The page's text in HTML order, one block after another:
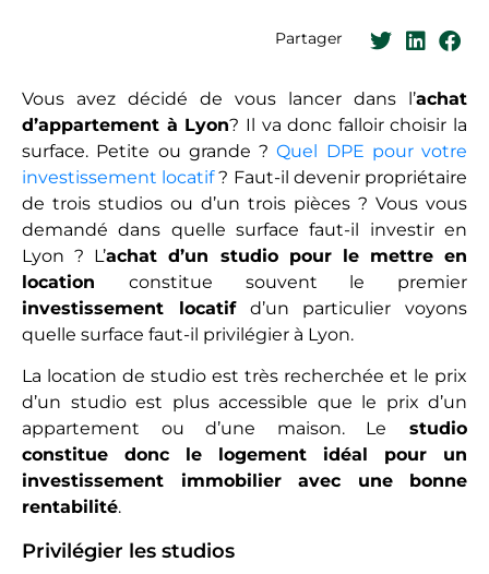
Partager
Vous avez décidé de vous lancer dans l’achat
d’appartement à Lyon? Il va donc falloir choisir la
surface. Petite ou grande ?Quel DPE pour votre
investissement locatif? Faut-il devenir propriétaire
de trois studios ou d’un trois pièces ? Vous vous
demandé dans quelle surface faut-il investir en
Lyon ? L’achat d’un studio pour le mettre en
location constitue souvent le premier
investissement locatifd’un particulier voyons
quelle surface faut-il privilégier à Lyon.
La location de studio est très recherchée et le prix
d’un studio est plus accessible que le prix d’un
appartement ou d’une maison. Le studio
constitue donc le logement idéal pour un
investissement immobilier avec une bonne
rentabilité.
Privilégier les studios